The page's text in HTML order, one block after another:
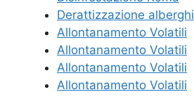
Derattizzazione alberghi
Allontanamento Volatili
Allontanamento Volatili
Allontanamento Volatili
Allontanamento Volatili